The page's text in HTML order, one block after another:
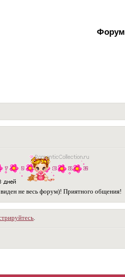
Форум
не весь форум)! Приятного общения!